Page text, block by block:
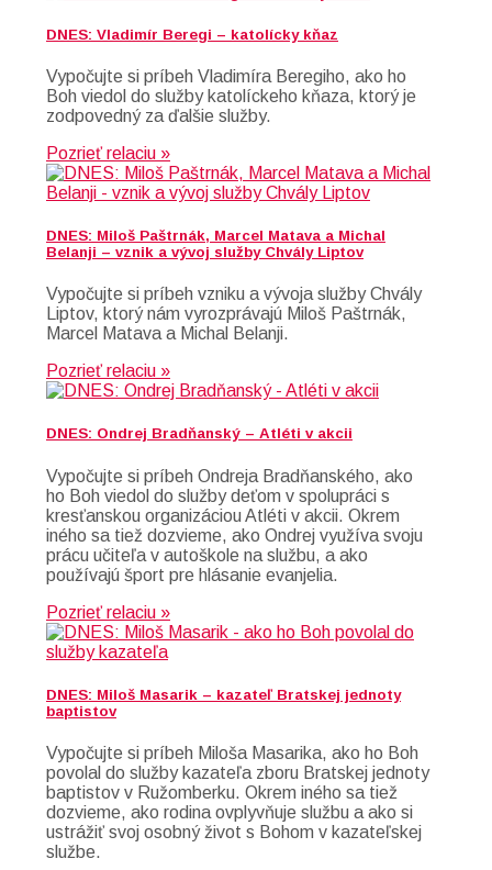
DNES: Vladimír Beregi – katolícky kňaz
Vypočujte si príbeh Vladimíra Beregiho, ako ho
Boh viedol do služby katolíckeho kňaza, ktorý je
zodpovedný za ďalšie služby.
Pozrieť relaciu »
DNES: Miloš Paštrnák, Marcel Matava a Michal
Belanji – vznik a vývoj služby Chvály Liptov
Vypočujte si príbeh vzniku a vývoja služby Chvály
Liptov, ktorý nám vyrozprávajú Miloš Paštrnák,
Marcel Matava a Michal Belanji.
Pozrieť relaciu »
DNES: Ondrej Bradňanský – Atléti v akcii
Vypočujte si príbeh Ondreja Bradňanského, ako
ho Boh viedol do služby deťom v spolupráci s
kresťanskou organizáciou Atléti v akcii. Okrem
iného sa tiež dozvieme, ako Ondrej využíva svoju
prácu učiteľa v autoškole na službu, a ako
používajú šport pre hlásanie evanjelia.
Pozrieť relaciu »
DNES: Miloš Masarik – kazateľ Bratskej jednoty
baptistov
Vypočujte si príbeh Miloša Masarika, ako ho Boh
povolal do služby kazateľa zboru Bratskej jednoty
baptistov v Ružomberku. Okrem iného sa tiež
dozvieme, ako rodina ovplyvňuje službu a ako si
ustrážiť svoj osobný život s Bohom v kazateľskej
službe.